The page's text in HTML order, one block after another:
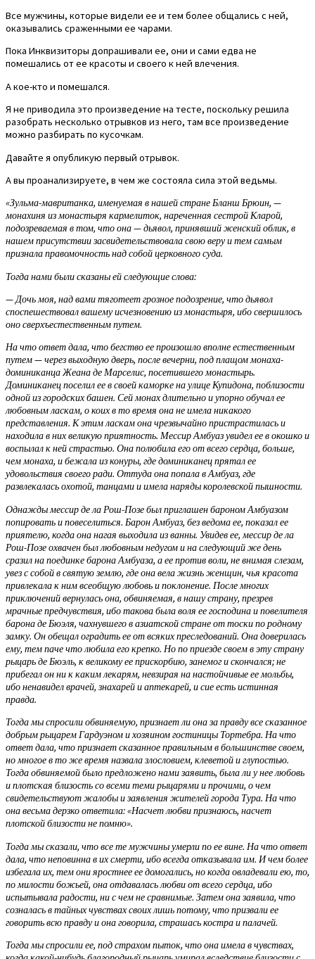
Все мужчины, которые видели ее и тем более общались с ней,
оказывались сраженными ее чарами.
Пока Инквизиторы допрашивали ее, они и сами едва не
помешались от ее красоты и своего к ней влечения.
А кое-кто и помешался.
Я не приводила это произведение на тесте, поскольку решила
разобрать несколько отрывков из него, там все произведение
можно разбирать по кусочкам.
Давайте я опубликую первый отрывок.
А вы проанализируете, в чем же состояла сила этой ведьмы.
«Зульма-мавританка, именуемая в нашей стране Бланш Брюин, —
монахиня из монастыря кармелиток, нареченная сестрой Кларой,
подозреваемая в том, что она — дьявол, принявший женский облик, в
нашем присутствии засвидетельствовала свою веру и тем самым
признала правомочность над собой церковного суда.
Тогда нами были сказаны ей следующие слова:
— Дочь моя, над вами тяготеет грозное подозрение, что дьявол
споспешествовал вашему исчезновению из монастыря, ибо свершилось
оно сверхъестественным путем.
На что ответ дала, что бегство ее произошло вполне естественным
путем — через выходную дверь, после вечерни, под плащом монаха-
доминиканца Жеана де Марселис, посетившего монастырь.
Доминиканец поселил ее в своей каморке на улице Купидона, поблизости
одной из городских башен. Сей монах длительно и упорно обучал ее
любовным ласкам, о коих в то время она не имела никакого
представления. К этим ласкам она чрезвычайно пристрастилась и
находила в них великую приятность. Мессир Амбуаз увидел ее в окошко и
воспылал к ней страстью. Она полюбила его от всего сердца, больше,
чем монаха, и бежала из конуры, где доминиканец прятал ее
удовольствия своего ради. Оттуда она попала в Амбуаз, где
развлекалась охотой, танцами и имела наряды королевской пышности.
Однажды мессир де ла Рош-Позе был приглашен бароном Амбуазом
попировать и повеселиться. Барон Амбуаз, без ведома ее, показал ее
приятелю, когда она нагая выходила из ванны. Увидев ее, мессир де ла
Рош-Позе охвачен был любовным недугом и на следующий же день
сразил на поединке барона Амбуаза, а ее против воли, не внимая слезам,
увез с собой в святую землю, где она вела жизнь женщин, чья красота
привлекала к ним всеобщую любовь и поклонение. После многих
приключений вернулась она, обвиняемая, в нашу страну, презрев
мрачные предчувствия, ибо такова была воля ее господина и повелителя
барона де Бюэля, чахнувшего в азиатской стране от тоски по родному
замку. Он обещал оградить ее от всяких преследований. Она доверилась
ему, тем паче что любила его крепко. Но по приезде своем в эту страну
рыцарь де Бюэль, к великому ее прискорбию, занемог и скончался; не
прибегал он ни к каким лекарям, невзирая на настойчивые ее мольбы,
ибо ненавидел врачей, знахарей и аптекарей, и сие есть истинная
правда.
Тогда мы спросили обвиняемую, признает ли она за правду все сказанное
добрым рыцарем Гардуэном и хозяином гостиницы Тортебра. На что
ответ дала, что признает сказанное правильным в большинстве своем,
но многое в то же время назвала злословием, клеветой и глупостью.
Тогда обвиняемой было предложено нами заявить, была ли у нее любовь
и плотская близость со всеми теми рыцарями и прочими, о чем
свидетельствуют жалобы и заявления жителей города Тура. На что
она весьма дерзко ответила: «Насчет любви признаюсь, насчет
плотской близости не помню».
Тогда мы сказали, что все те мужчины умерли по ее вине. На что ответ
дала, что неповинна в их смерти, ибо всегда отказывала им. И чем более
избегала их, тем они яростнее ее домогались, но когда овладевали ею, то,
по милости божьей, она отдавалась любви от всего сердца, ибо
испытывала радости, ни с чем не сравнимые. Затем она заявила, что
созналась в тайных чувствах своих лишь потому, что призвали ее
говорить всю правду и она говорила, страшась костра и палачей.
Тогда мы спросили ее, под страхом пыток, что она имела в чувствах,